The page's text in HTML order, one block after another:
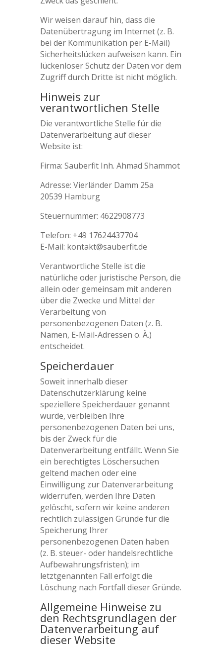
Wir weisen darauf hin, dass die
Datenübertragung im Internet (z. B.
bei der Kommunikation per E-Mail)
Sicherheitslücken aufweisen kann. Ein
lückenloser Schutz der Daten vor dem
Zugriff durch Dritte ist nicht möglich.
Hinweis zur
verantwortlichen Stelle
Die verantwortliche Stelle für die
Datenverarbeitung auf dieser
Website ist:
Firma: Sauberfit Inh. Ahmad Shammot
Adresse: Vierländer Damm 25a
20539 Hamburg
Steuernummer: 4622908773
Telefon: +49 17624437704
E-Mail: kontakt@sauberfit.de
Verantwortliche Stelle ist die
natürliche oder juristische Person, die
allein oder gemeinsam mit anderen
über die Zwecke und Mittel der
Verarbeitung von
personenbezogenen Daten (z. B.
Namen, E-Mail-Adressen o. Ä.)
entscheidet.
Speicherdauer
Soweit innerhalb dieser
Datenschutzerklärung keine
speziellere Speicherdauer genannt
wurde, verbleiben Ihre
personenbezogenen Daten bei uns,
bis der Zweck für die
Datenverarbeitung entfällt. Wenn Sie
ein berechtigtes Löschersuchen
geltend machen oder eine
Einwilligung zur Datenverarbeitung
widerrufen, werden Ihre Daten
gelöscht, sofern wir keine anderen
rechtlich zulässigen Gründe für die
Speicherung Ihrer
personenbezogenen Daten haben
(z. B. steuer- oder handelsrechtliche
Aufbewahrungsfristen); im
letztgenannten Fall erfolgt die
Löschung nach Fortfall dieser Gründe.
Allgemeine Hinweise zu
den Rechtsgrundlagen der
Datenverarbeitung auf
dieser Website